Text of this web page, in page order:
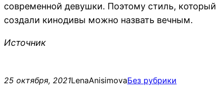
современной девушки. Поэтому стиль, который
создали кинодивы можно назвать вечным.
Источник
25 октября, 2021LenaAnisimovaБез рубрики